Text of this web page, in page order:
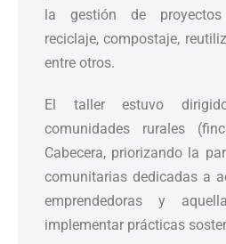
la gestión de proyectos
reciclaje, compostaje,
entre otros.
El taller estuvo
comunidades rurales
Cabecera, priorizando la
comunitarias dedicadas a
emprendedoras y
implementar prácticas